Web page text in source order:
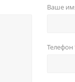
Ваше
Телефон